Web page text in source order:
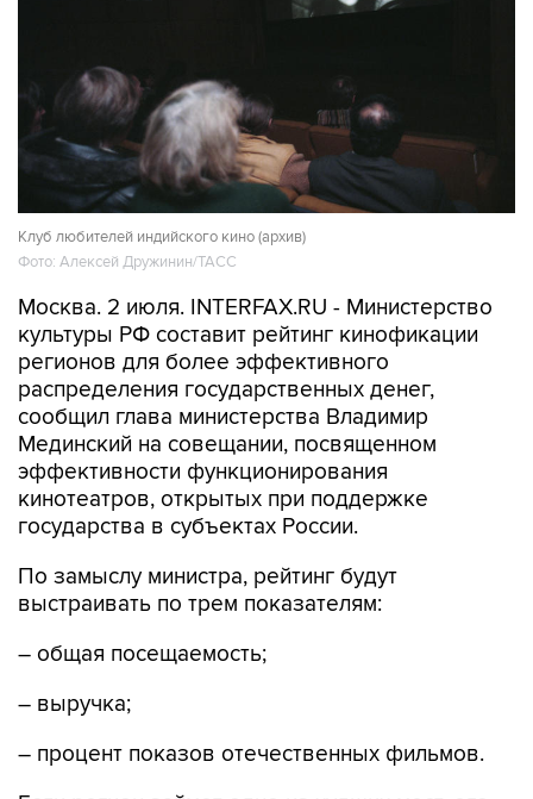
Клуб любителей индийского кино (архив)
Фото: Алексей Дружинин/ТАСС
Москва. 2 июля. INTERFAX.RU - Министерство
культуры РФ составит рейтинг кинофикации
регионов для более эффективного
распределения государственных денег,
сообщил глава министерства Владимир
Мединский на совещании, посвященном
эффективности функционирования
кинотеатров, открытых при поддержке
государства в субъектах России.
По замыслу министра, рейтинг будут
выстраивать по трем показателям:
– общая посещаемость;
– выручка;
– процент показов отечественных фильмов.